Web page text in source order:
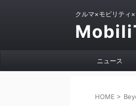
クルマ×モビリティ
ニュース
HOME >